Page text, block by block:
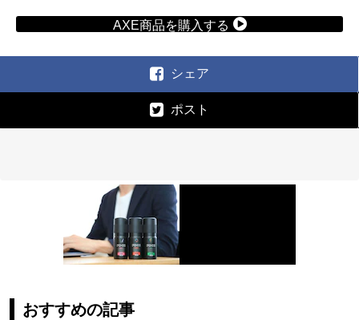
AXE商品を購入する
シェア
ポスト
おすすめの記事